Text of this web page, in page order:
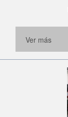
Ver más